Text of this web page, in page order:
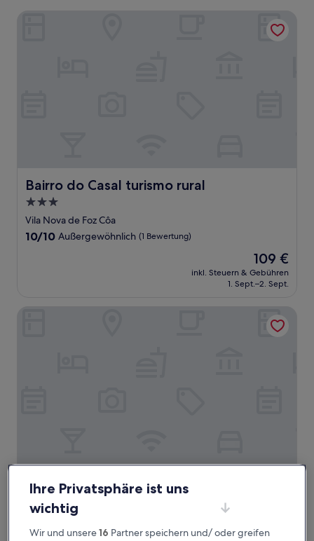
Bairro do Casal turismo rural
Bairro do Casal turismo rural
3.0-
Sterne-
Unterkunft
Vila Nova de Foz Côa
10.0
10/10 Außergewöhnlich (1 Bewertung)
Der
Preis
beträgt
109 €
inkl. Steuern & Gebühren
1. Sept.–2. Sept.
Foz Côa Story House
Sterne-
Unterkunft
Vila Nova de Foz Côa
9.4
9,4/10 Außergewöhnlich (3 Bewertungen)
Ihre Privatsphäre ist uns
wichtig
Wir und unsere16 Partner speichern und/ oder greifen